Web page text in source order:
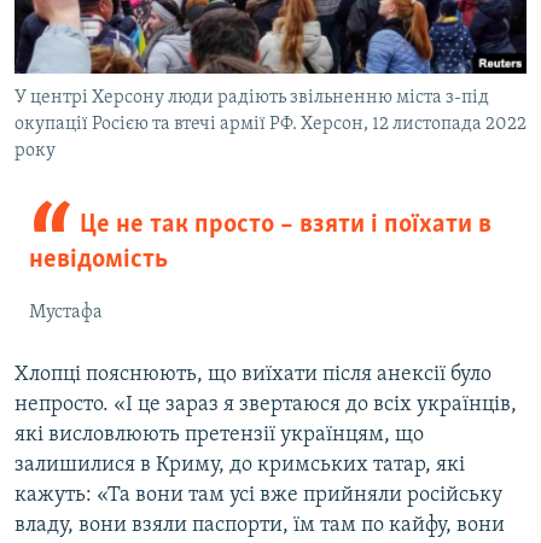
У центрі Херсону люди радіють звільненню міста з-під
окупації Росією та втечі армії РФ. Херсон, 12 листопада 2022
року
Це не так просто – взяти і поїхати в
невідомість
Мустафа
Хлопці пояснюють, що виїхати після анексії було
непросто. «І це зараз я звертаюся до всіх українців,
які висловлюють претензії українцям, що
залишилися в Криму, до кримських татар, які
кажуть: «Та вони там усі вже прийняли російську
владу, вони взяли паспорти, їм там по кайфу, вони